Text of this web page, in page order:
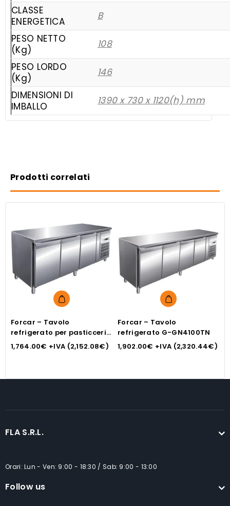
CLASSE
ENERGETICA
B
PESO NETTO
(Kg)
108
PESO LORDO
(Kg)
146
DIMENSIONI DI
IMBALLO
1390 x 730 x 1120(h) mm
Prodotti correlati
Forcar – Tavolo
refrigerato per pasticceria
G-PA3100TN
1,764.00€ +IVA (2,152.08€)
Forcar – Tavolo
refrigerato G-GN4100TN
1,902.00€ +IVA (2,320.44€)
FLA S.R.L.
Orari: Lun - Ven: 9:00 - 18:30 / Sab: 9:00 - 13:00
Follow us